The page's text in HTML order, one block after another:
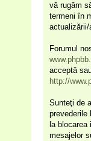
vă rugăm
termeni în
actualizării/
Forumul
acceptă
http://
Sunteţi de
prevederile
la
mesajelor